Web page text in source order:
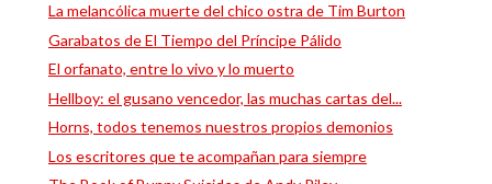
La melancólica muerte del chico ostra de Tim Burton
Garabatos de El Tiempo del Príncipe Pálido
El orfanato, entre lo vivo y lo muerto
Hellboy: el gusano vencedor, las muchas cartas del...
Horns, todos tenemos nuestros propios demonios
Los escritores que te acompañan para siempre